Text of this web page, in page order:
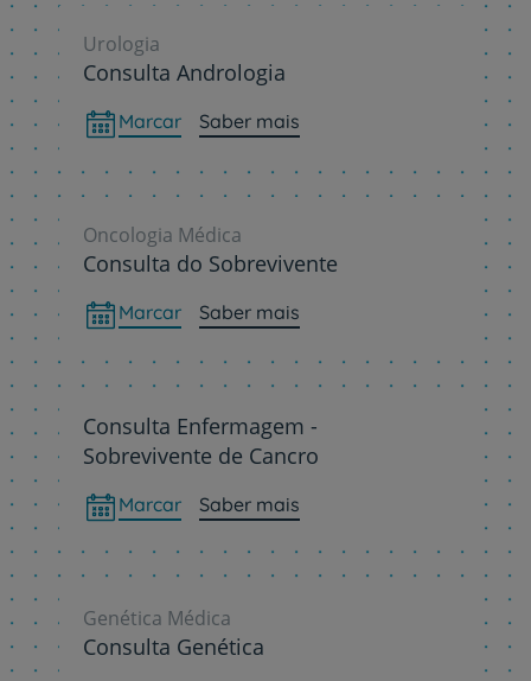
Urologia
Consulta Andrologia
Marcar Saber mais
Oncologia Médica
Consulta do Sobrevivente
Marcar Saber mais
Consulta Enfermagem -
Sobrevivente de Cancro
Marcar Saber mais
Genética Médica
Consulta Genética